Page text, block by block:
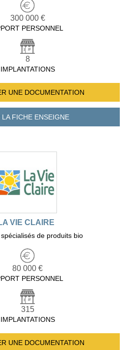
300 000 €
PERSONNEL
8
IMPLANTATIONS
UNE DOCUMENTATION
LA FICHEENSEIGNE
VIE CLAIRE
de produits bio
80 000 €
PERSONNEL
315
IMPLANTATIONS
UNE DOCUMENTATION